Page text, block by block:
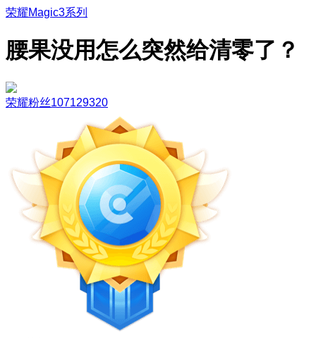
荣耀Magic3系列
腰果没用怎么突然给清零了？
荣耀粉丝107129320